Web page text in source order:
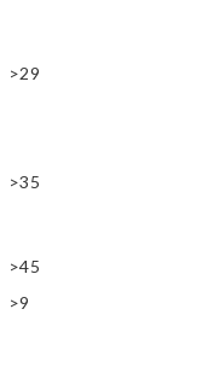
>29
>35
>45
>9